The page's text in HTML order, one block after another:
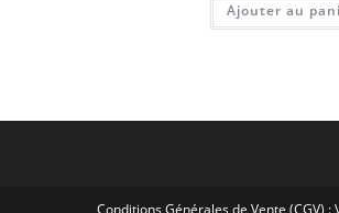
Ajouter au
Conditions Générales de Vente